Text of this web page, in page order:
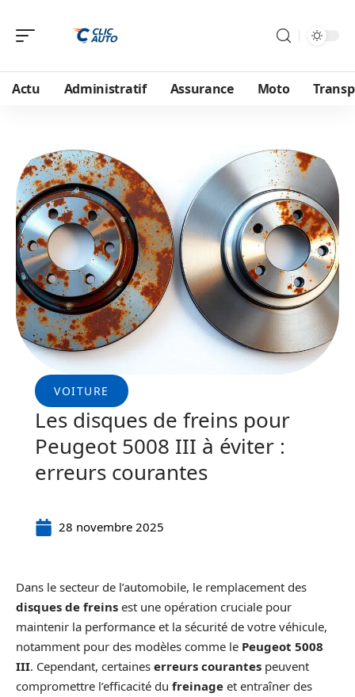
Actu Administratif Assurance Moto
VOITURE
Les disques de freins pour
Peugeot 5008 III à éviter :
erreurs courantes
28 novembre 2025
Dans le secteur de l’automobile, le remplacement des
disques de freins est une opération cruciale pour
maintenir la performance et la sécurité de votre véhicule,
notamment pour des modèles comme le Peugeot 5008
III. Cependant, certaines erreurs courantes peuvent
compromettre l’efficacité du freinage et entraîner des